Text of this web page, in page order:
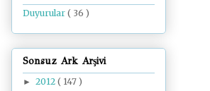
Duyurular ( 36 )
Sonsuz Ark Arşivi
► 2012 ( 147 )